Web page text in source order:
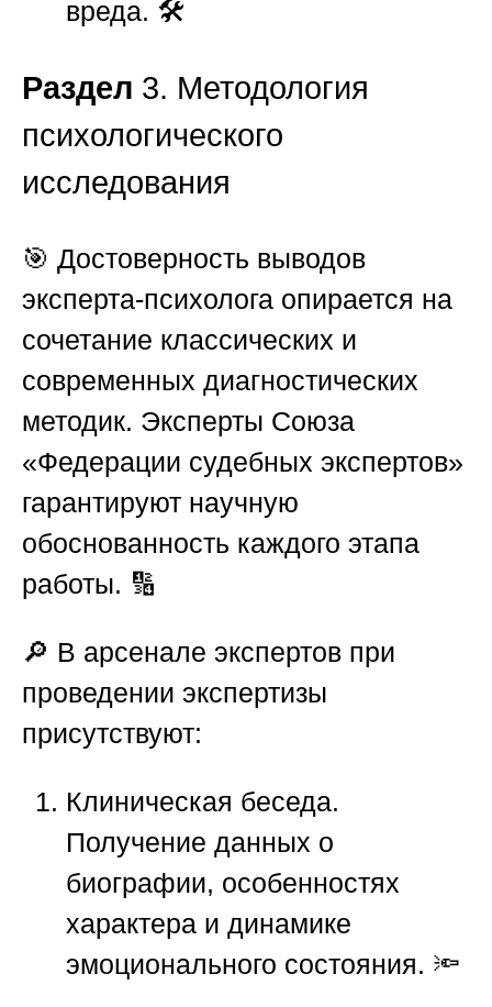
вреда. 🛠️
Раздел 3. Методология
психологического
исследования
🎯 Достоверность выводов
эксперта-психолога опирается на
сочетание классических и
современных диагностических
методик. Эксперты Союза
«Федерации судебных экспертов»
гарантируют научную
обоснованность каждого этапа
работы. 🔢
🔎 В арсенале экспертов при
проведении экспертизы
присутствуют:
Клиническая беседа.
Получение данных о
биографии, особенностях
характера и динамике
эмоционального состояния. 🔦